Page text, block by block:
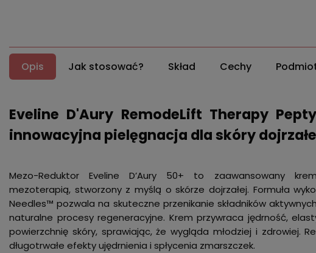
Opis Jak stosować? Skład Cechy
Eveline D'Aury RemodeLift Therapy
innowacyjna pielęgnacja dla skóry
Mezo-Reduktor Eveline D’Aury 50+ to zaawansowany
mezoterapią, stworzony z myślą o skórze dojrzałej. Formuła
Needles™ pozwala na skuteczne przenikanie składników
naturalne procesy regeneracyjne. Krem przywraca jędrność,
powierzchnię skóry, sprawiając, że wygląda młodziej i zdrowiej.
długotrwałe efekty ujędrnienia i spłycenia zmarszczek.